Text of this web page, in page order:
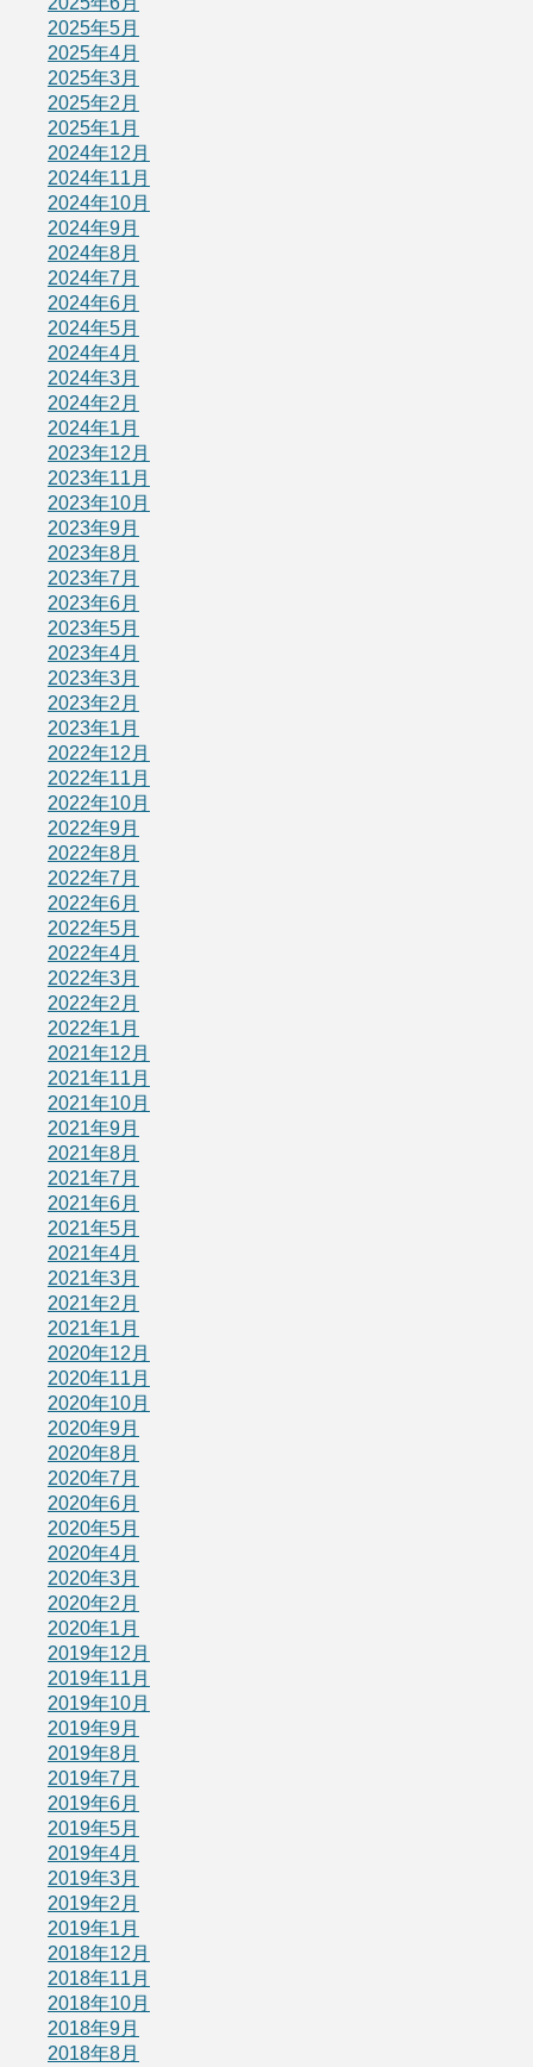
2025年5月
2025年4月
2025年3月
2025年2月
2025年1月
2024年12月
2024年11月
2024年10月
2024年9月
2024年8月
2024年7月
2024年6月
2024年5月
2024年4月
2024年3月
2024年2月
2024年1月
2023年12月
2023年11月
2023年10月
2023年9月
2023年8月
2023年7月
2023年6月
2023年5月
2023年4月
2023年3月
2023年2月
2023年1月
2022年12月
2022年11月
2022年10月
2022年9月
2022年8月
2022年7月
2022年6月
2022年5月
2022年4月
2022年3月
2022年2月
2022年1月
2021年12月
2021年11月
2021年10月
2021年9月
2021年8月
2021年7月
2021年6月
2021年5月
2021年4月
2021年3月
2021年2月
2021年1月
2020年12月
2020年11月
2020年10月
2020年9月
2020年8月
2020年7月
2020年6月
2020年5月
2020年4月
2020年3月
2020年2月
2020年1月
2019年12月
2019年11月
2019年10月
2019年9月
2019年8月
2019年7月
2019年6月
2019年5月
2019年4月
2019年3月
2019年2月
2019年1月
2018年12月
2018年11月
2018年10月
2018年9月
2018年8月